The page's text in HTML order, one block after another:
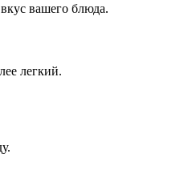
вашего блюда.
легкий.